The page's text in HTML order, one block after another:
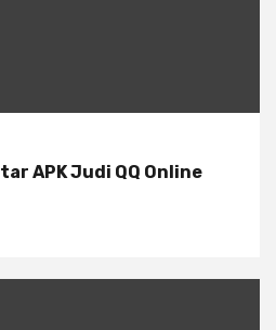
APK Judi QQ Online